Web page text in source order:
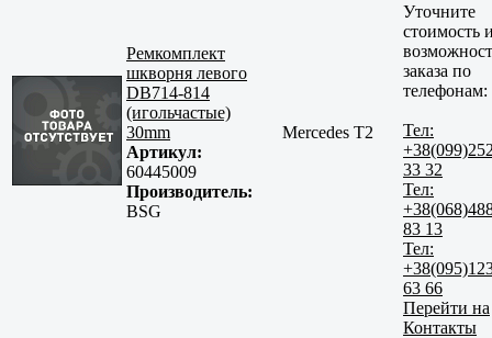
Ремкомплект
шкворня левого
DB714-814
(игольчастые)
30mm
Артикул:
60445009
Производитель:
BSG
Mercedes T2
Уточните
стоимость
заказа по
телефонам:
Тел:
33 32
Тел:
83 13
Тел:
63 66
Перейти на
Контакты